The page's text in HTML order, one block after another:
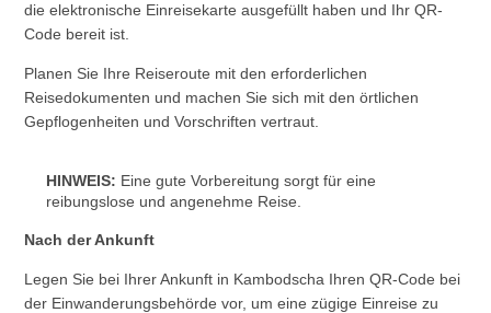
die elektronische Einreisekarte ausgefüllt haben und Ihr QR-
Code bereit ist.
Planen Sie Ihre Reiseroute mit den erforderlichen
Reisedokumenten und machen Sie sich mit den örtlichen
Gepflogenheiten und Vorschriften vertraut.
HINWEIS: Eine gute Vorbereitung sorgt für eine
reibungslose und angenehme Reise.
Nach der Ankunft
Legen Sie bei Ihrer Ankunft in Kambodscha Ihren QR-Code bei
der Einwanderungsbehörde vor, um eine zügige Einreise zu